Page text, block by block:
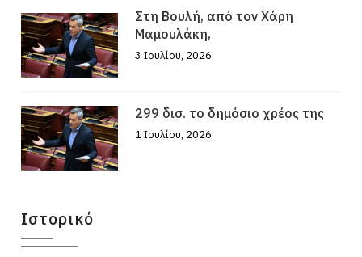
Στη Βουλή, από τον Χάρη
Μαμουλάκη,
3 Ιουλίου, 2026
299 δισ. το δημόσιο χρέος της
1 Ιουλίου, 2026
Ιστορικό